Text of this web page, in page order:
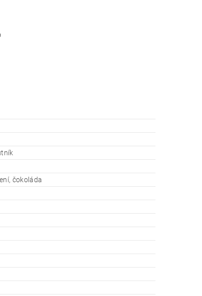
čokoláda